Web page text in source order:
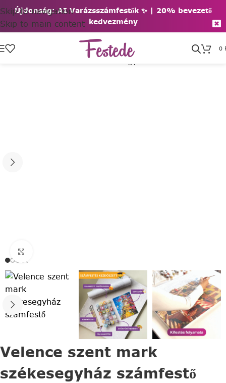
Újdonság: AI Varázsszámfestők ✨ | 20% bevezető
kedvezmény
Skip to navigation
Skip to main content
0
Velence szent mark
székesegyház számfestő